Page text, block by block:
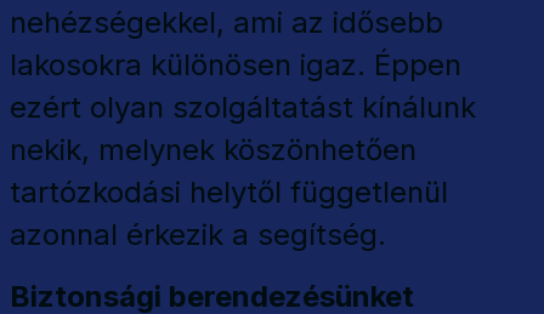
nehézségekkel, ami az idősebb
lakosokra különösen igaz. Éppen
ezért olyan szolgáltatást kínálunk
nekik, melynek köszönhetően
tartózkodási helytől függetlenül
azonnal érkezik a segítség.
Biztonsági berendezésünket